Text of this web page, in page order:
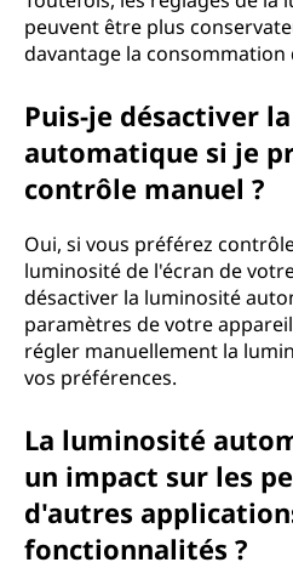
peuvent être plus
davantage la consommation
Puis-je désactiver
automatique si je
contrôle manuel ?
Oui, si vous préférez
luminosité de l'écran de
désactiver la luminosité
paramètres de votre
régler manuellement la
vos préférences.
La luminosité
un impact sur les
d'autres
fonctionnalités ?